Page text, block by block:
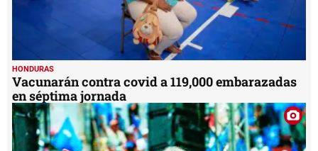
HONDURAS
Vacunarán contra covid a 119,000 embarazadas
en séptima jornada